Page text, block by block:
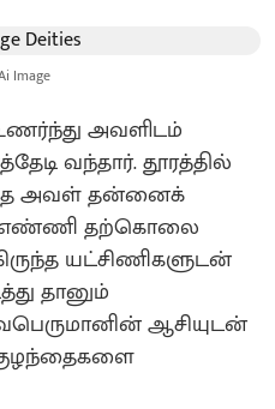
Image
அவளிடம்
வந்தார். தூரத்தில்
அவள் தன்னைக்
எண்ணி தற்கொலை
யட்சிணிகளுடன்
தானும்
ஆசியுடன்